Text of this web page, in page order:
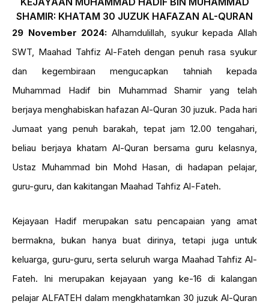
SHAMIR: KHATAM 30 JUZUK HAFAZAN AL-QURAN
29 November 2024: Alhamdulillah, syukur kepada Allah
SWT, Maahad Tahfiz Al-Fateh dengan penuh rasa syukur
dan kegembiraan mengucapkan tahniah kepada
Muhammad Hadif bin Muhammad Shamir yang telah
berjaya menghabiskan hafazan Al-Quran 30 juzuk. Pada hari
Jumaat yang penuh barakah, tepat jam 12.00 tengahari,
beliau berjaya khatam Al-Quran bersama guru kelasnya,
Ustaz Muhammad bin Mohd Hasan, di hadapan pelajar,
guru-guru, dan kakitangan Maahad Tahfiz Al-Fateh.
Kejayaan Hadif merupakan satu pencapaian yang amat
bermakna, bukan hanya buat dirinya, tetapi juga untuk
keluarga, guru-guru, serta seluruh warga Maahad Tahfiz Al-
Fateh. Ini merupakan kejayaan yang ke-16 di kalangan
pelajar ALFATEH dalam mengkhatamkan 30 juzuk Al-Quran